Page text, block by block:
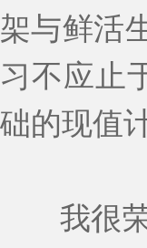
架与鲜活
习不应止
础的现值
我很